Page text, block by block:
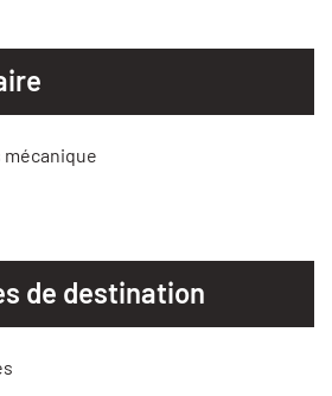
mécanique
de destination